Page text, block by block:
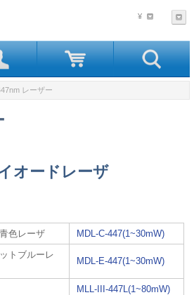
¥
レーザー
オードレーザ
色レーザ
MDL-C-447(1~30mW)
トブルーレ
MDL-E-447(1~30mW)
MLL-III-447L(1~80mW)